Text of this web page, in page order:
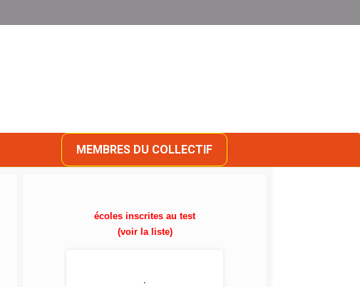
MEMBRES DU COLLECTIF
écoles inscrites au test
(voir la liste)
.